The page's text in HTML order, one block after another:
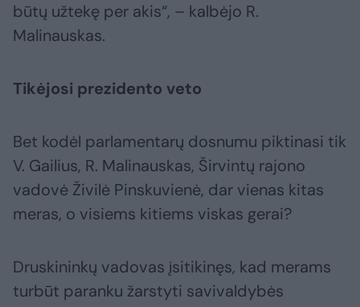
būtų užtekę per akis“, – kalbėjo R.
Malinauskas.
Tikėjosi prezidento veto
Bet kodėl parlamentarų dosnumu piktinasi tik
V. Gailius, R. Malinauskas, Širvintų rajono
vadovė Živilė Pinskuvienė, dar vienas kitas
meras, o visiems kitiems viskas gerai?
Druskininkų vadovas įsitikinęs, kad merams
turbūt paranku žarstyti savivaldybės